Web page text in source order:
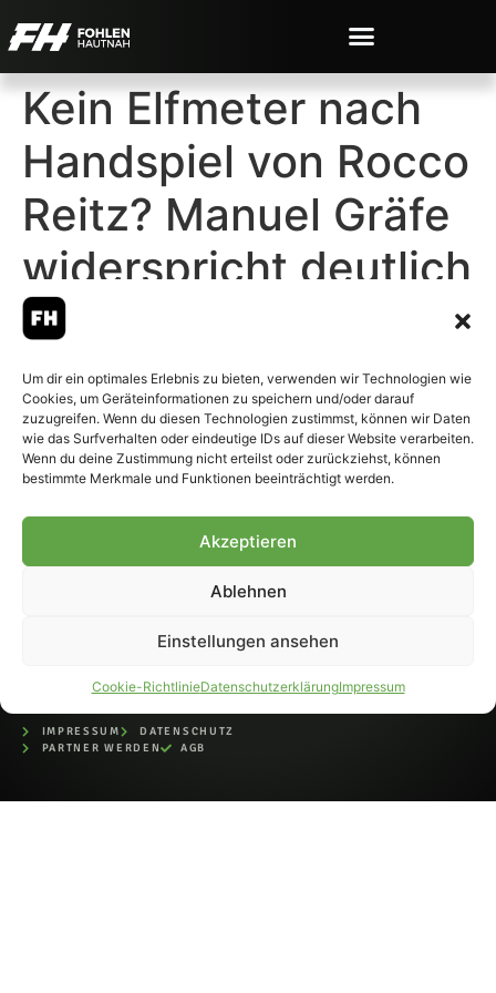
Um dir ein optimales Erlebnis zu bieten, verwenden wir Technologien wie
Cookies, um Geräteinformationen zu speichern und/oder darauf
zuzugreifen. Wenn du diesen Technologien zustimmst, können wir Daten
wie das Surfverhalten oder eindeutige IDs auf dieser Website verarbeiten.
Wenn du deine Zustimmung nicht erteilst oder zurückziehst, können
bestimmte Merkmale und Funktionen beeinträchtigt werden.
Akzeptieren
Ablehnen
Einstellungen ansehen
Cookie-RichtlinieDatenschutzerklärungImpressum
Kein Elfmeter nach
Handspiel von Rocco
Reitz? Manuel Gräfe
widerspricht deutlich
© 2007-2026 Fohlen-Hautnah.de
– Alle rechte vorbehalten.
Fohlen-Hautnah.de ist ein
offiziell eingetragenes Magazin
IMPRESSUM
DATENSCHUTZ
PARTNER WERDEN
AGB